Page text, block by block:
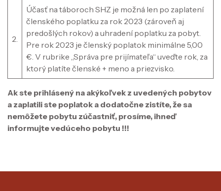
2.
Účasť na táboroch SHZ je možná len po zaplatení
členského poplatku za rok 2023 (zároveň aj
predošlých rokov) a uhradení poplatku za pobyt.
Pre rok 2023 je členský poplatok minimálne 5,00
€. V rubrike „Správa pre prijímateľa“ uveďte rok, za
ktorý platíte členské + meno a priezvisko.
Ak ste prihlásený na akýkoľvek z uvedených pobytov
a zaplatili ste poplatok a dodatočne zistíte, že sa
nemôžete pobytu zúčastniť, prosíme, ihneď
informujte vedúceho pobytu !!!